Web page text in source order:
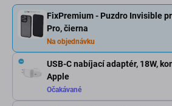
USB-C nabíjací adaptér, 18W,
Apple
Očakávané
FixPremium - Puzdro Invisible
Pro, čierna
Na objednávku